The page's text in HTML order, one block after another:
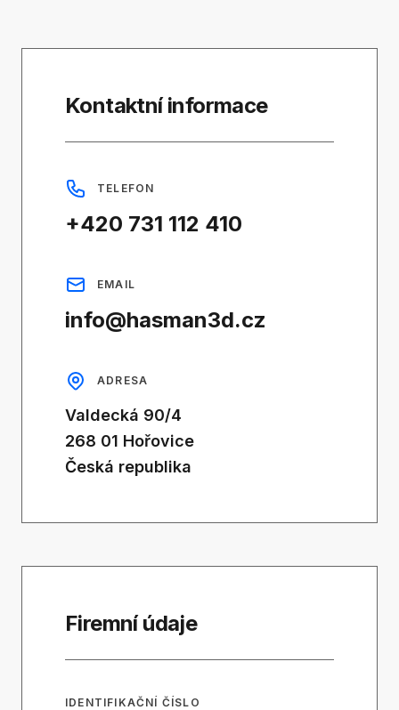
Kontaktní informace
TELEFON
+420 731 112 410
EMAIL
info@hasman3d.cz
ADRESA
Valdecká 90/4
268 01 Hořovice
Česká republika
Firemní údaje
IDENTIFIKAČNÍ ČÍSLO